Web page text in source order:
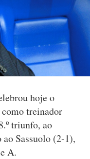
hoje o
treinador
triunfo, ao
ao Sassuolo (2-1),
A.